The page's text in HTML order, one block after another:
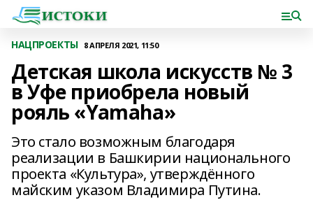
НАЦПРОЕКТЫ 8 АПРЕЛЯ 2021, 11:50
Детская школа искусств № 3
в Уфе приобрела новый
рояль «Yamaha»
Это стало возможным благодаря
реализации в Башкирии национального
проекта «Культура», утверждённого
майским указом Владимира Путина.